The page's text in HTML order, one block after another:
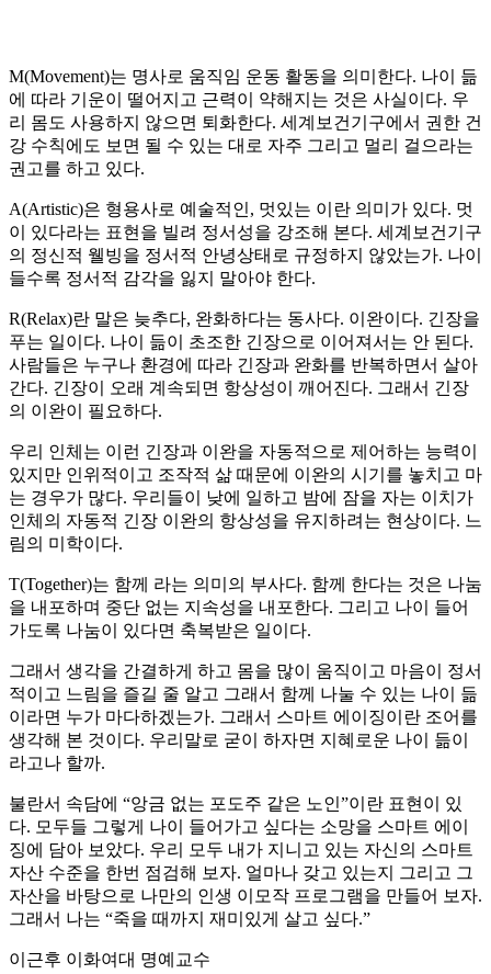
M(Movement)는 명사로 움직임 운동 활동을 의미한다. 나이 듦
에 따라 기운이 떨어지고 근력이 약해지는 것은 사실이다. 우
리 몸도 사용하지 않으면 퇴화한다. 세계보건기구에서 권한 건
강 수칙에도 보면 될 수 있는 대로 자주 그리고 멀리 걸으라는
권고를 하고 있다.
A(Artistic)은 형용사로 예술적인, 멋있는 이란 의미가 있다. 멋
이 있다라는 표현을 빌려 정서성을 강조해 본다. 세계보건기구
의 정신적 웰빙을 정서적 안녕상태로 규정하지 않았는가. 나이
들수록 정서적 감각을 잃지 말아야 한다.
R(Relax)란 말은 늦추다, 완화하다는 동사다. 이완이다. 긴장을
푸는 일이다. 나이 듦이 초조한 긴장으로 이어져서는 안 된다.
사람들은 누구나 환경에 따라 긴장과 완화를 반복하면서 살아
간다. 긴장이 오래 계속되면 항상성이 깨어진다. 그래서 긴장
의 이완이 필요하다.
우리 인체는 이런 긴장과 이완을 자동적으로 제어하는 능력이
있지만 인위적이고 조작적 삶 때문에 이완의 시기를 놓치고 마
는 경우가 많다. 우리들이 낮에 일하고 밤에 잠을 자는 이치가
인체의 자동적 긴장 이완의 항상성을 유지하려는 현상이다. 느
림의 미학이다.
T(Together)는 함께 라는 의미의 부사다. 함께 한다는 것은 나눔
을 내포하며 중단 없는 지속성을 내포한다. 그리고 나이 들어
가도록 나눔이 있다면 축복받은 일이다.
그래서 생각을 간결하게 하고 몸을 많이 움직이고 마음이 정서
적이고 느림을 즐길 줄 알고 그래서 함께 나눌 수 있는 나이 듦
이라면 누가 마다하겠는가. 그래서 스마트 에이징이란 조어를
생각해 본 것이다. 우리말로 굳이 하자면 지혜로운 나이 듦이
라고나 할까.
불란서 속담에 “앙금 없는 포도주 같은 노인”이란 표현이 있
다. 모두들 그렇게 나이 들어가고 싶다는 소망을 스마트 에이
징에 담아 보았다. 우리 모두 내가 지니고 있는 자신의 스마트
자산 수준을 한번 점검해 보자. 얼마나 갖고 있는지 그리고 그
자산을 바탕으로 나만의 인생 이모작 프로그램을 만들어 보자.
그래서 나는 “죽을 때까지 재미있게 살고 싶다.”
이근후 이화여대 명예교수